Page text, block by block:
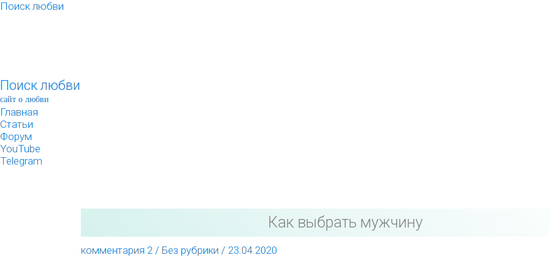
Перейти
Поиск любви
Поиск любви
сайт о любви
Главная
Статьи
Форум
YouTube
Telegram
Как выбрать мужчину
комментария 2 / Без рубрики / 23.04.2020